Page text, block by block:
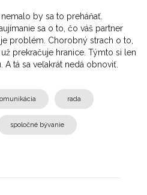
by sa to preháňať.
sa o to, čo váš partner
problém. Chorobný strach o to,
prekračuje hranice. Týmto si len
tá sa veľakrát nedá obnoviť.
rada
spoločné bývanie